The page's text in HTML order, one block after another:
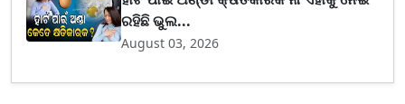
ରହିଛି ଭୁଲ...
August 03, 2026